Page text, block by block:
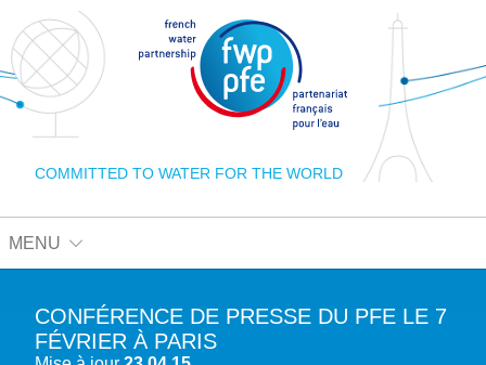
COMMITTED TO WATER FOR THE WORLD
MENU
A PROPOS DU PFE
CONFÉRENCE DE PRESSE DU PFE LE 7
FÉVRIER À PARIS